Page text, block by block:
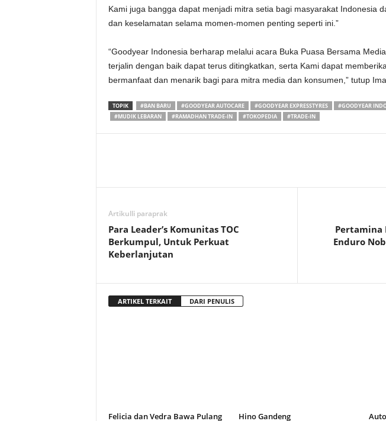
Kami juga bangga dapat menjadi mitra setia bagi masyarakat Indonesia
dan keselamatan selama momen-momen penting seperti ini.”
“Goodyear Indonesia berharap melalui acara Buka Puasa Bersama
terjalin dengan baik dapat terus ditingkatkan, serta Kami dapat
bermanfaat dan menarik bagi para mitra media dan konsumen,” tutup
TOPIK #BAN BARU #GOODYEAR AUTOCARE #GOODYEAR EXPRESSTYRES #GOODYEAR
#MUDIK LEBARAN
#RAMADHAN TRADE-IN #TOKOPEDIA #TRADE-IN
Artikulli paraprak
Para Leader’s Komunitas TOC
Berkumpul, Untuk Perkuat
Keberlanjutan
Pertamina
Enduro
ARTIKEL TERKAIT DARI PENULIS
Felicia dan Vedra Bawa Pulang
Hino Gandeng